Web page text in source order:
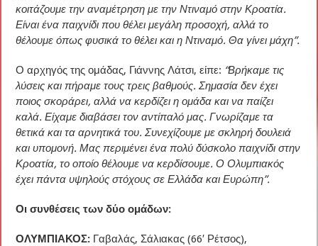
κοιτάζουμε την αναμέτρηση με την Ντιναμό στην Κροατία.
Είναι ένα παιχνίδι που θέλει μεγάλη προσοχή, αλλά το
θέλουμε όπως φυσικά το θέλει και η Ντιναμό. Θα γίνει μάχη”.
Ο αρχηγός της ομάδας, Γιάννης Λάτσι, είπε: “Βρήκαμε τις
λύσεις και πήραμε τους τρεις βαθμούς. Σημασία δεν έχει
ποιος σκοράρει, αλλά να κερδίζει η ομάδα και να παίζει
καλά. Είχαμε διαβάσει τον αντίπαλό μας. Γνωρίζαμε τα
θετικά και τα αρνητικά του. Συνεχίζουμε με σκληρή δουλειά
και υπομονή. Μας περιμένει ένα πολύ δύσκολο παιχνίδι στην
Κροατία, το οποίο θέλουμε να κερδίσουμε. Ο Ολυμπιακός
έχει πάντα υψηλούς στόχους σε Ελλάδα και Ευρώπη”.
Οι συνθέσεις των δύο ομάδων:
ΟΛΥΜΠΙΑΚΟΣ: Γαβαλάς, Σάλιακας (66′ Ρέτσος),